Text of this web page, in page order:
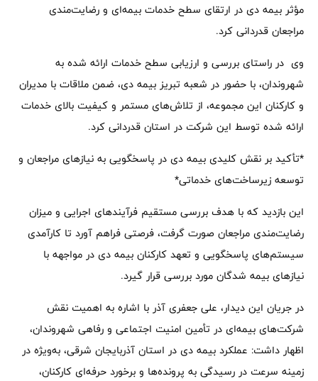
مؤثر بیمه دی در ارتقای سطح خدمات بیمه‌ای و رضایت‌مندی
مراجعان قدردانی کرد.
وی در راستای بررسی و ارزیابی سطح خدمات ارائه شده به
شهروندان، با حضور در شعبه تبریز بیمه دی، ضمن ملاقات با مدیران
و کارکنان این مجموعه، از تلاش‌های مستمر و کیفیت بالای خدمات
ارائه شده توسط این شرکت در استان قدردانی کرد.
*تأکید بر نقش کلیدی بیمه دی در پاسخگویی به نیازهای مراجعان و
توسعه زیرساخت‌های خدماتی*
این بازدید که با هدف بررسی مستقیم فرآیندهای اجرایی و میزان
رضایت‌مندی مراجعان صورت گرفت، فرصتی فراهم آورد تا کارآمدی
سیستم‌های پاسخگویی و تعهد کارکنان بیمه دی در مواجهه با
نیازهای بیمه شدگان مورد بررسی قرار گیرد.
در جریان این دیدار، علی جعفری آذر با اشاره به اهمیت نقش
شرکت‌های بیمه‌ای در تأمین امنیت اجتماعی و رفاهی شهروندان،
اظهار داشت: عملکرد بیمه دی در استان آذربایجان شرقی، به‌ویژه در
زمینه سرعت در رسیدگی به پرونده‌ها و برخورد حرفه‌ای کارکنان،